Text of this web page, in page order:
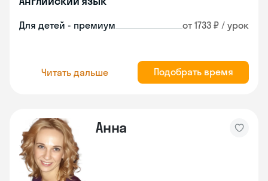
Для детей - премиум от 1733 ₽ / урок
Читать дальше Подобрать время
Анна